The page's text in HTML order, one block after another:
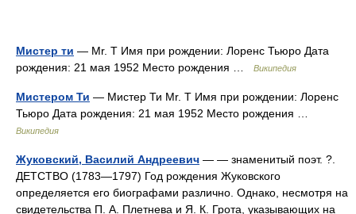
Мистер ти — Mr. T Имя при рождении: Лоренс Тьюро Дата
рождения: 21 мая 1952 Место рождения …
Википедия
Мистером Ти — Мистер Ти Mr. T Имя при рождении: Лоренс
Тьюро Дата рождения: 21 мая 1952 Место рождения …
Википедия
Жуковский, Василий Андреевич — — знаменитый поэт. ?.
ДЕТСТВО (1783—1797) Год рождения Жуковского
определяется его биографами различно. Однако, несмотря на
свидетельства П. А. Плетнева и Я. К. Грота, указывающих на